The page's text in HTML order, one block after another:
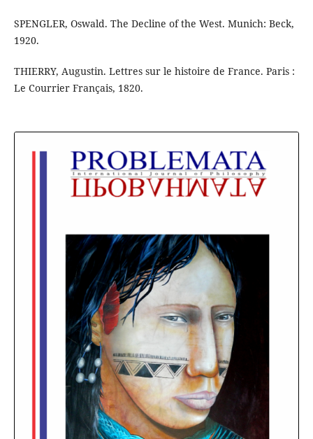
SPENGLER, Oswald. The Decline of the West. Munich: Beck,
1920.
THIERRY, Augustin. Lettres sur le histoire de France. Paris :
Le Courrier Français, 1820.